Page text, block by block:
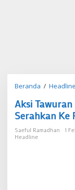
Beranda / Headline
Aksi Tawuran
Serahkan Ke
Saeful Ramadhan
1
Headline